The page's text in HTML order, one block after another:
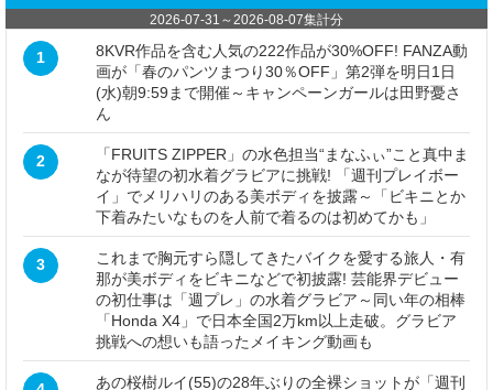
2026-07-31 ～2026-08-07集計分
1
8KVR作品を含む人気の222作品が30%OFF! FANZA動
画が「春のパンツまつり30％OFF」第2弾を明日1日
(水)朝9:59まで開催～キャンペーンガールは田野憂さ
ん
2
「FRUITS ZIPPER」の水色担当“まなふぃ”こと真中ま
なが待望の初水着グラビアに挑戦! 「週刊プレイボー
イ」でメリハリのある美ボディを披露～「ビキニとか
下着みたいなものを人前で着るのは初めてかも」
3
これまで胸元すら隠してきたバイクを愛する旅人・有
那が美ボディをビキニなどで初披露! 芸能界デビュー
の初仕事は「週プレ」の水着グラビア～同い年の相棒
「Honda X4」で日本全国2万km以上走破。グラビア
挑戦への想いも語ったメイキング動画も
あの桜樹ルイ(55)の28年ぶりの全裸ショットが「週刊